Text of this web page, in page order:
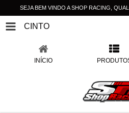
SEJA BEM VINDO A SHOP RACING,
CINTO
INÍCIO